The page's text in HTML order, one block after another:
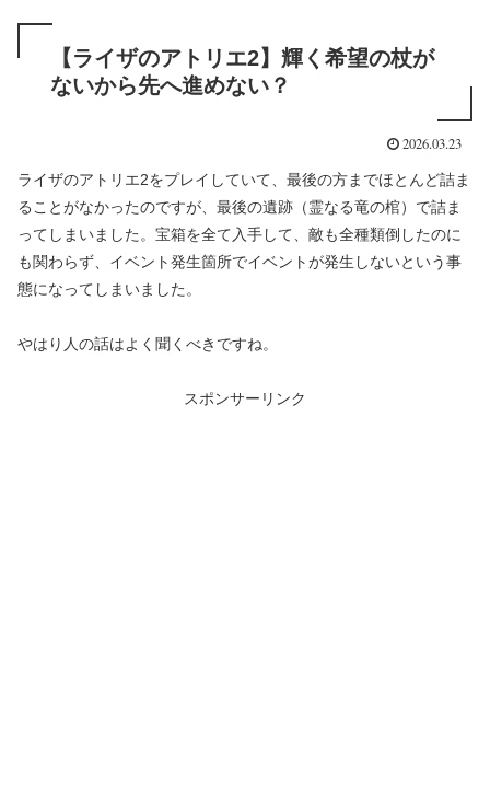
【ライザのアトリエ2】輝く希望の杖が
ないから先へ進めない？
2026.03.23
ライザのアトリエ2をプレイしていて、最後の方までほとんど詰ま
ることがなかったのですが、最後の遺跡（霊なる竜の棺）で詰ま
ってしまいました。宝箱を全て入手して、敵も全種類倒したのに
も関わらず、イベント発生箇所でイベントが発生しないという事
態になってしまいました。
やはり人の話はよく聞くべきですね。
スポンサーリンク